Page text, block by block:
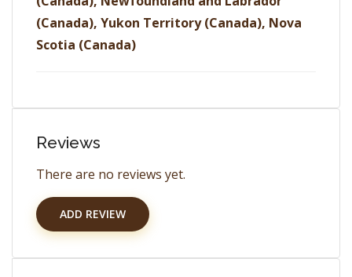
(Canada), Yukon Territory (Canada), Nova
Scotia (Canada)
Reviews
There are no reviews yet.
ADD REVIEW